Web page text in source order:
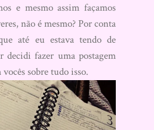
e mesmo assim façamos
não é mesmo? Por conta
até eu estava tendo de
decidi fazer uma postagem
sobre tudo isso.